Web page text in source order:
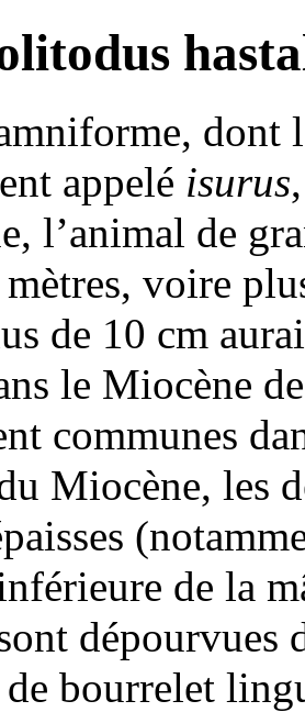
, dont
appelé isurus
, l’animal de
voire
de 10 cm
le Miocène
communes
Miocène, les
de la
dépourvues
bourrelet